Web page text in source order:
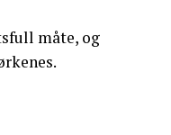
måte, og